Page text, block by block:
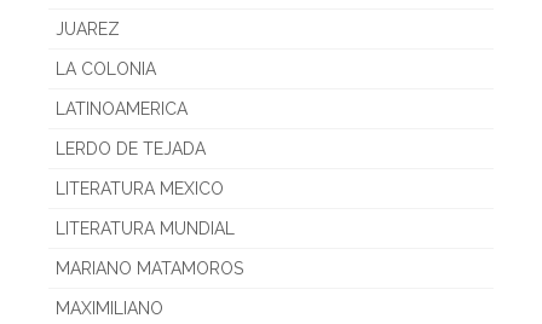
JUAREZ
LA COLONIA
LATINOAMERICA
LERDO DE TEJADA
LITERATURA MEXICO
LITERATURA MUNDIAL
MARIANO MATAMOROS
MAXIMILIANO